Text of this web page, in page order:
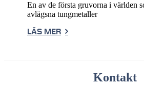
En av de första gruvorna i världen
avlägsna tungmetaller
LÄS MER
Kontakt